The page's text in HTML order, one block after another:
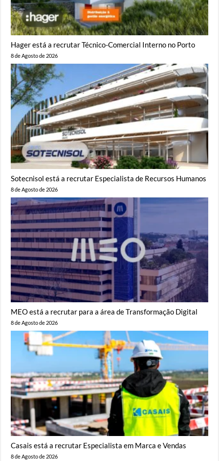
Hager está a recrutar Técnico-Comercial Interno no Porto
8 de Agosto de 2026
Sotecnisol está a recrutar Especialista de Recursos Humanos
8 de Agosto de 2026
MEO está a recrutar para a área de Transformação Digital
8 de Agosto de 2026
Casais está a recrutar Especialista em Marca e Vendas
8 de Agosto de 2026